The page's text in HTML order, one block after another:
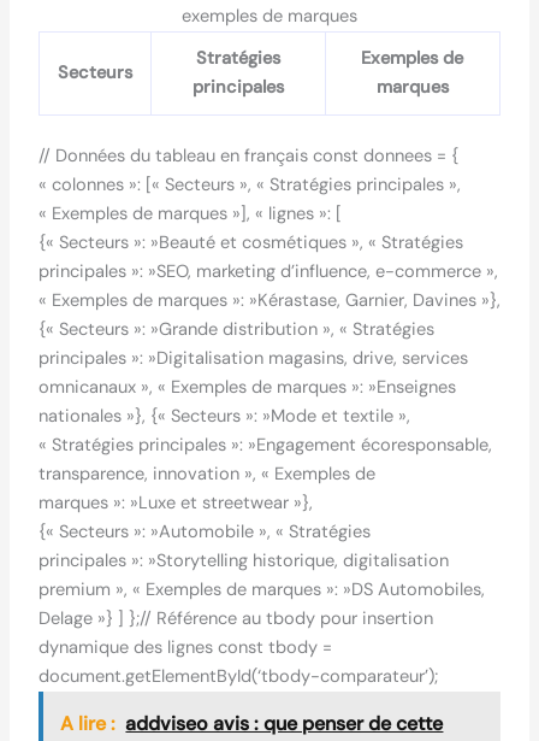
exemples de marques
Secteurs
Stratégies
principales
Exemples de
marques
// Données du tableau en français const donnees = {
« colonnes »: [« Secteurs », « Stratégies principales »,
« Exemples de marques »], « lignes »: [
{« Secteurs »: »Beauté et cosmétiques », « Stratégies
principales »: »SEO, marketing d’influence, e-commerce »,
« Exemples de marques »: »Kérastase, Garnier, Davines »},
{« Secteurs »: »Grande distribution », « Stratégies
principales »: »Digitalisation magasins, drive, services
omnicanaux », « Exemples de marques »: »Enseignes
nationales »}, {« Secteurs »: »Mode et textile »,
« Stratégies principales »: »Engagement écoresponsable,
transparence, innovation », « Exemples de
marques »: »Luxe et streetwear »},
{« Secteurs »: »Automobile », « Stratégies
principales »: »Storytelling historique, digitalisation
premium », « Exemples de marques »: »DS Automobiles,
Delage »} ] };// Référence au tbody pour insertion
dynamique des lignes const tbody =
document.getElementById(‘tbody-comparateur’);
A lire : addviseo avis : que penser de cette